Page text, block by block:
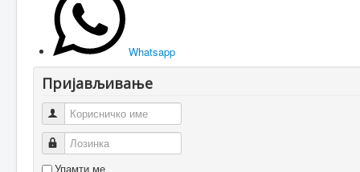
Whatsapp
Пријављивање
Корисничко име
Лозинка
Упамти ме